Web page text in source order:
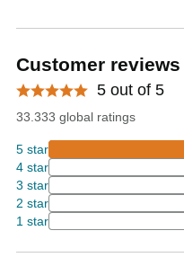
Customer reviews
5 out of 5
33.333 global ratings
5 star
4 star
3 star
2 star
1 star